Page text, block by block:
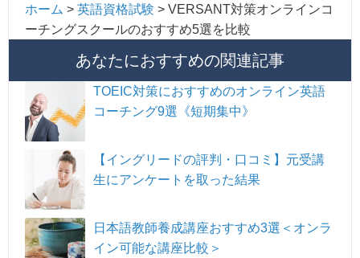
ホーム > 英語資格試験 > VERSANT対策オンラインコ
ーチングスクールのおすすめ5選を比較
あなたにおすすめの関連記事
TOEIC対策におすすめのオンライン英語
コーチング9選《短期集中》
【イングリードの評判・口コミ】元受講
生にアンケートを取った結果
日本語教師養成講座おすすめ3選＜オンラ
イン可能な講座比較＞